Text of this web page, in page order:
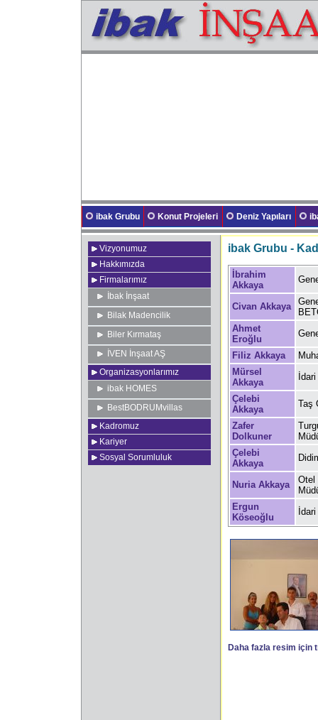
ibak Grubu Konut Projeleri Deniz Yapıları
Vizyonumuz
Hakkımızda
Firmalarımız
İbak İnşaat
Bilak Madencilik
Biler Kırmataş
İVEN İnşaat AŞ
Organizasyonlarımız
ibak HOMES
BestBODRUMvillas
Kadromuz
Kariyer
Sosyal Sorumluluk
ibak Grubu -
İbrahim
Akkaya
Civan Akkaya
Ahmet
Eroğlu
Filiz Akkaya
Mürsel
Akkaya
Çelebi
Akkaya
Taş
Zafer
Dolkuner
Çelebi
Akkaya
Nuria Akkaya
Otel
Ergun
Köseoğlu
Daha fazla resim için